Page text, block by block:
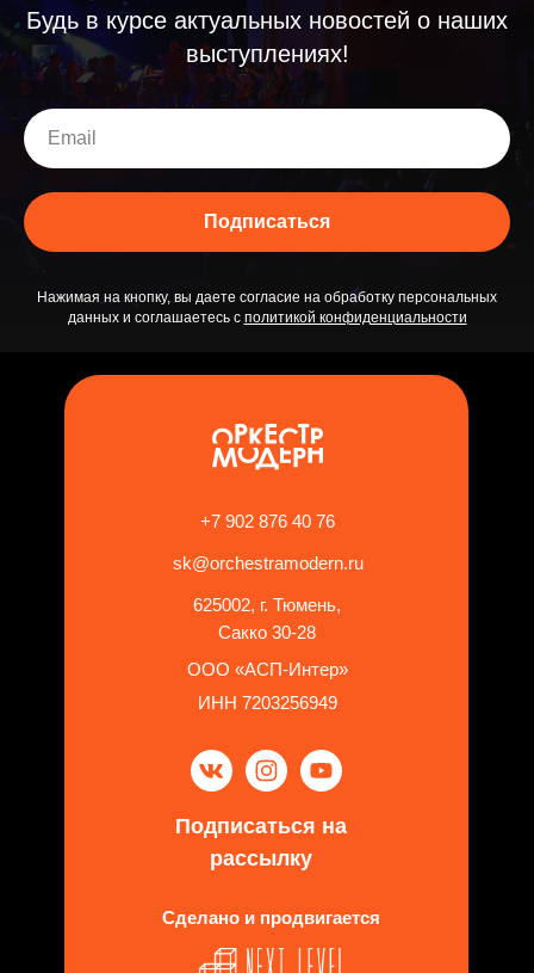
Будь в курсе актуальных новостей о наших
выступлениях!
Подписаться
Нажимая на кнопку, вы даете согласие на обработку персональных
данных и соглашаетесь c политикой конфиденциальности
ООО «АСП-Интер»
ИНН 7203256949
sk@orchestramodern.ru
+7 902 876 40 76
625002, г. Тюмень,
Сакко 30-28
Подписаться на
рассылку
Сделано и продвигается